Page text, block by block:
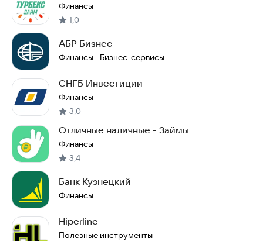
Финансы
1,0
АБР Бизнес
Финансы · Бизнес-сервисы
СНГБ Инвестиции
Финансы
3,0
Отличные наличные - Займы
Финансы
3,4
Банк Кузнецкий
Финансы
Hiperline
Полезные инструменты